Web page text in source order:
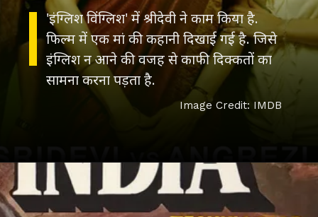
'इंग्लिश विंग्लिश' में श्रीदेवी ने काम किया है.
फिल्म में एक मां की कहानी दिखाई गई है. जिसे
इंग्लिश न आने की वजह से काफी दिक्कतों का
सामना करना पड़ता है.
Image Credit: IMDB